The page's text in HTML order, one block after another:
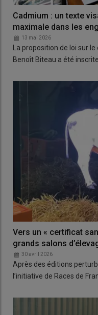
Cadmium : un texte
maximale dans les
13 mai 2026
La proposition de loi sur
Benoît Biteau a été inscrite
Vers un « certificat
grands salons
30 avril 2026
Après des éditions
l’initiative de Races de